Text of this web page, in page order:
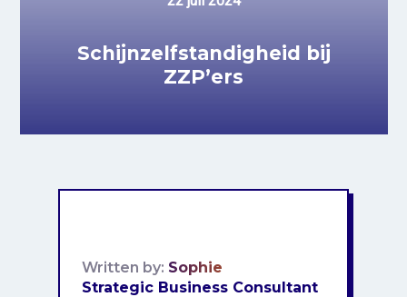
Schijnzelfstandigheid bij
ZZP’ers
Written by: Sophie
Strategic Business Consultant